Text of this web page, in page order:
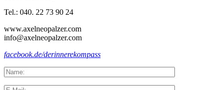
Tel.: 040. 22 73 90 24
www.axelneopalzer.com
info@axelneopalzer.com
facebook.de/derinnerekompass